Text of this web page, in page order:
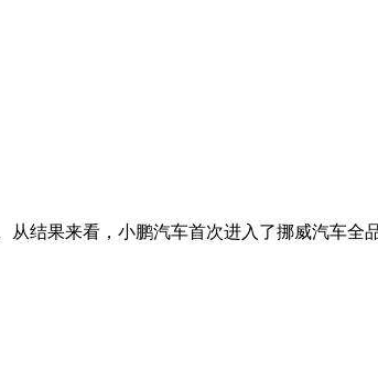
从结果来看，小鹏汽车首次进入了挪威汽车全